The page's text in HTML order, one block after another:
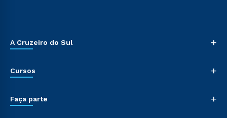
A Cruzeiro do Sul +
Cursos +
Faça parte +